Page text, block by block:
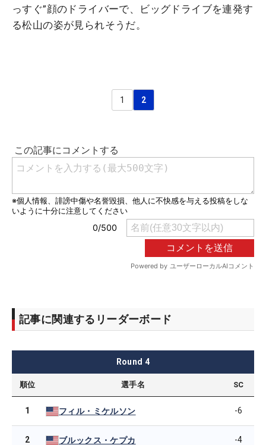
っすぐ”顔のドライバーで、ビッグドライブを連発す
る松山の姿が見られそうだ。
1 2
記事に関連するリーダーボード
Round 4
順位 選手名 SC
1 フィル・ミケルソン -6
2 ブルックス・ケプカ -4